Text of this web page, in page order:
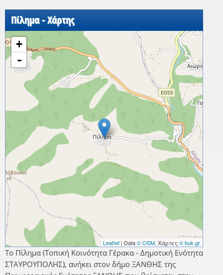
Πίλημα - Χάρτης
+
-
Leaflet | Data© OSM, Χάρτες © buk.gr
Το Πίλημα (Τοπική Κοινότητα Γέρακα - Δημοτική Ενότητα
ΣΤΑΥΡΟΥΠΟΛΗΣ), ανήκει στον δήμο ΞΑΝΘΗΣ της